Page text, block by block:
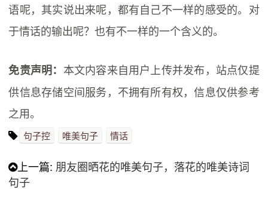
语呢，其实说出来呢，都有自己不一样的感受的。对
于情话的输出呢？也有不一样的一个含义的。
免责声明： 本文内容来自用户上传并发布，站点仅提
供信息存储空间服务，不拥有所有权，信息仅供参考
之用。
句子控 唯美句子 情话
上一篇: 朋友圈晒花的唯美句子，落花的唯美诗词
句子